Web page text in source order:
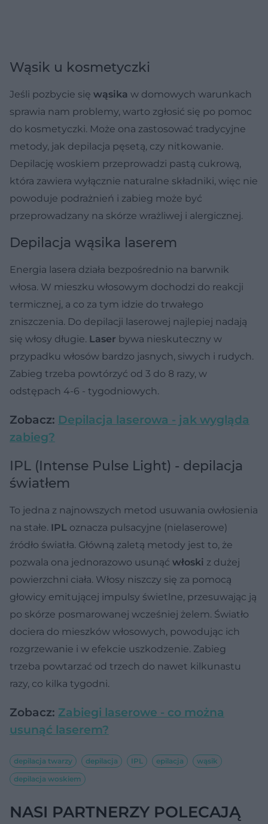
Wąsik u kosmetyczki
Jeśli pozbycie się wąsika w domowych warunkach
sprawia nam problemy, warto zgłosić się po pomoc
do kosmetyczki. Może ona zastosować tradycyjne
metody, jak depilacja pęsetą, czy nitkowanie.
Depilację woskiem przeprowadzi pastą cukrową,
która zawiera wyłącznie naturalne składniki, więc nie
powoduje podrażnień i zabieg może być
przeprowadzany na skórze wrażliwej i alergicznej.
Depilacja wąsika laserem
Energia lasera działa bezpośrednio na barwnik
włosa. W mieszku włosowym dochodzi do reakcji
termicznej, a co za tym idzie do trwałego
zniszczenia. Do depilacji laserowej najlepiej nadają
się włosy długie. Laser bywa nieskuteczny w
przypadku włosów bardzo jasnych, siwych i rudych.
Zabieg trzeba powtórzyć od 3 do 8 razy, w
odstępach 4-6 - tygodniowych.
Zobacz: Depilacja laserowa - jak wygląda
zabieg?
IPL (Intense Pulse Light) - depilacja
światłem
To jedna z najnowszych metod usuwania owłosienia
na stałe. IPL oznacza pulsacyjne (nielaserowe)
źródło światła. Główną zaletą metody jest to, że
pozwala ona jednorazowo usunąć włoski z dużej
powierzchni ciała. Włosy niszczy się za pomocą
głowicy emitującej impulsy świetlne, przesuwając ją
po skórze posmarowanej wcześniej żelem. Światło
dociera do mieszków włosowych, powodując ich
rozgrzewanie i w efekcie uszkodzenie. Zabieg
trzeba powtarzać od trzech do nawet kilkunastu
razy, co kilka tygodni.
Zobacz: Zabiegi laserowe - co można
usunąć laserem?
depilacja twarzy depilacja IPL epilacja
wąsik
depilacja woskiem
NASI PARTNERZY POLECAJĄ